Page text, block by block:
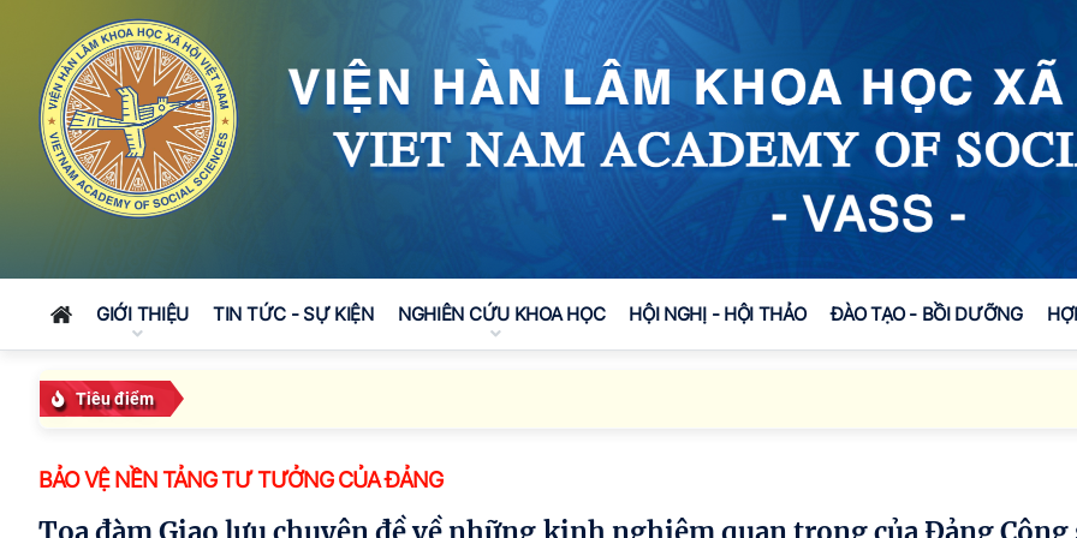
GIỚI THIỆU TIN TỨC - SỰ KIỆN NGHIÊN CỨU KHOA HỌC HỘI NGHỊ - HỘI THẢO ĐÀO TẠO - BỒI DƯỠNG
Tiêu điểm
BẢO VỆ NỀN TẢNG TƯ TƯỞNG CỦA ĐẢNG